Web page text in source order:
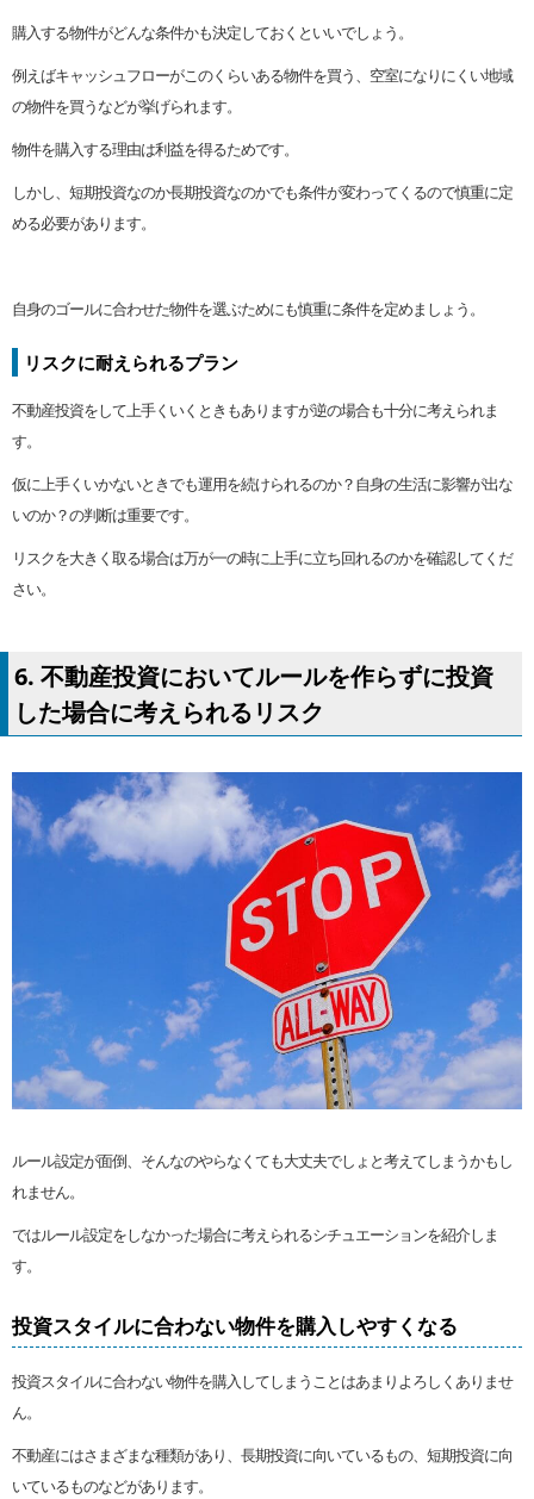
購入する物件がどんな条件かも決定しておくといいでしょう。
例えばキャッシュフローがこのくらいある物件を買う、空室になりにくい地域
の物件を買うなどが挙げられます。
物件を購入する理由は利益を得るためです。
しかし、短期投資なのか長期投資なのかでも条件が変わってくるので慎重に定
める必要があります。
自身のゴールに合わせた物件を選ぶためにも慎重に条件を定めましょう。
リスクに耐えられるプラン
不動産投資をして上手くいくときもありますが逆の場合も十分に考えられま
す。
仮に上手くいかないときでも運用を続けられるのか？自身の生活に影響が出な
いのか？の判断は重要です。
リスクを大きく取る場合は万が一の時に上手に立ち回れるのかを確認してくだ
さい。
6. 不動産投資においてルールを作らずに投資
した場合に考えられるリスク
ルール設定が面倒、そんなのやらなくても大丈夫でしょと考えてしまうかもし
れません。
ではルール設定をしなかった場合に考えられるシチュエーションを紹介しま
す。
投資スタイルに合わない物件を購入しやすくなる
投資スタイルに合わない物件を購入してしまうことはあまりよろしくありませ
ん。
不動産にはさまざまな種類があり、長期投資に向いているもの、短期投資に向
いているものなどがあります。